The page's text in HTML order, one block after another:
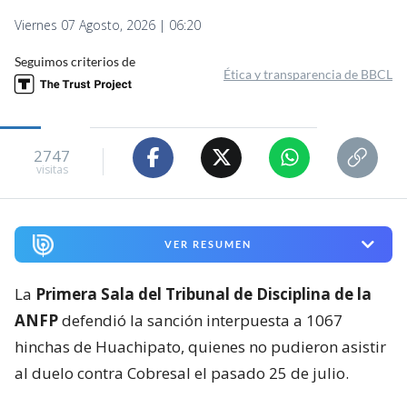
Viernes 07 Agosto, 2026 | 06:20
Seguimos criterios de
Ética y transparencia de BBCL
2747
visitas
VER RESUMEN
La Primera Sala del Tribunal de Disciplina de la
ANFPdefendió la sanción interpuesta a 1067
hinchas de Huachipato, quienes no pudieron asistir
al duelo contra Cobresal el pasado 25 de julio.